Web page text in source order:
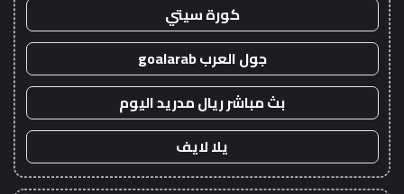
كورة سيتي
جول العرب goalarab
بث مباشر ريال مدريد اليوم
يلا لايف